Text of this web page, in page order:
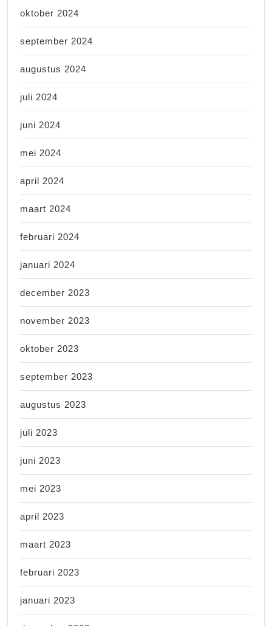
oktober 2024
september 2024
augustus 2024
juli 2024
juni 2024
mei 2024
april 2024
maart 2024
februari 2024
januari 2024
december 2023
november 2023
oktober 2023
september 2023
augustus 2023
juli 2023
juni 2023
mei 2023
april 2023
maart 2023
februari 2023
januari 2023